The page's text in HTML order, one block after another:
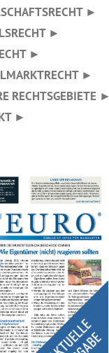
►
►
►
►
RECHTSGEBIETE ►
►